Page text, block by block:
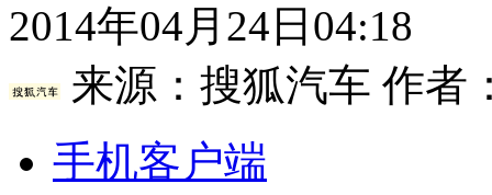
2014年04月24日04:18
来源： 搜狐汽车 作者
手机客户端